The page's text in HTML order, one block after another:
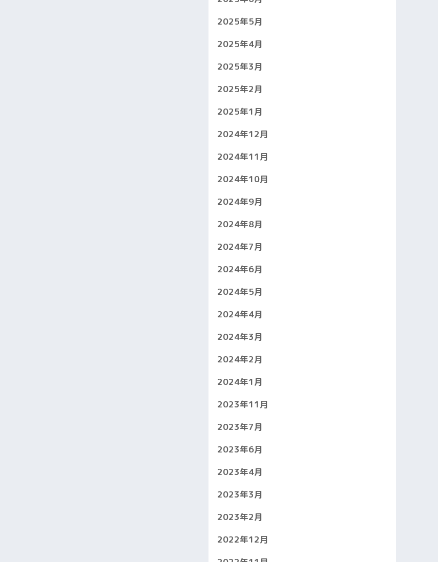
2025年5月
2025年4月
2025年3月
2025年2月
2025年1月
2024年12月
2024年11月
2024年10月
2024年9月
2024年8月
2024年7月
2024年6月
2024年5月
2024年4月
2024年3月
2024年2月
2024年1月
2023年11月
2023年7月
2023年6月
2023年4月
2023年3月
2023年2月
2022年12月